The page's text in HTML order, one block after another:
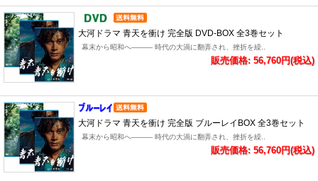
大河ドラマ 青天を衝け 完全版 DVD-BOX 全3巻セット
幕末から昭和へ――― 時代の大渦に翻弄され、挫折を繰..
販売価格: 56,760円(税込)
大河ドラマ 青天を衝け 完全版 ブルーレイBOX 全3巻セット
幕末から昭和へ――― 時代の大渦に翻弄され、挫折を繰..
販売価格: 56,760円(税込)